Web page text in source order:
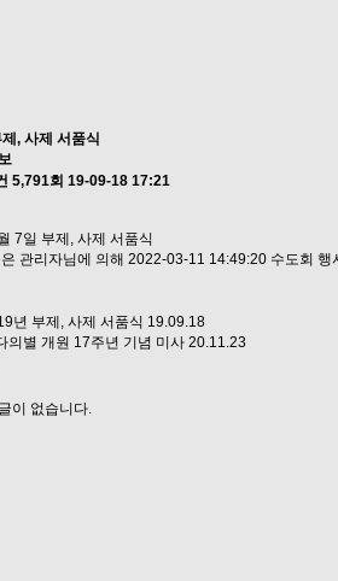
, 사제 서품식
5,791회 19-09-18 17:21
7일 부제, 사제 서품식
은 관리자님에 의해 2022-03-11 14:49:20 수도회 행
년 부제, 사제 서품식 19.09.18
의별 개원 17주년 기념 미사 20.11.23
이 없습니다.